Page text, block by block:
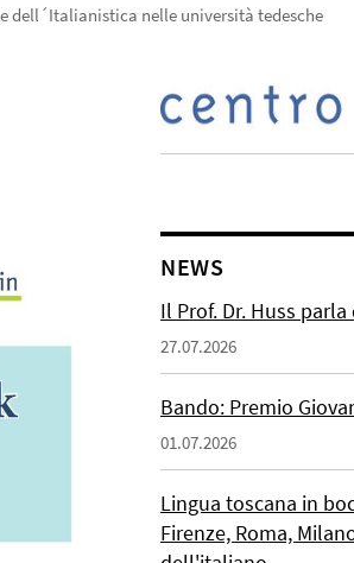
dell´Italianistica nelle università tedesche
NEWS
Il Prof. Dr. Huss
27.07.2026
Bando: Premio
01.07.2026
Lingua toscana in
Firenze, Roma,